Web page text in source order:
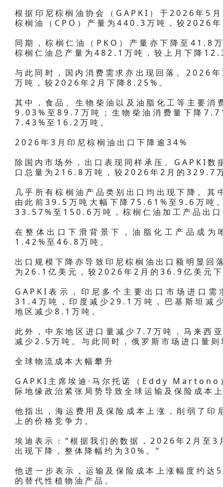
根据印尼棕榈油协会（GAPKI）于2026年5
棕榈油（CPO）产量为440.3万吨，较2026
同期，棕榈仁油（PKO）产量亦下降至41.8
棕榈仁油总产量为482.1万吨，较上月下降
与此同时，国内消费需求亦出现回落。2026
万吨，较2026年2月下降8.25%。
其中，食品、生物柴油以及油脂化工等主要
9.03%至89.7万吨；生物柴油消费量下降
7.43%至16.2万吨。
2026年3月印尼棕榈油出口下降逾34%
除国内市场外，出口表现同样承压。GAPKI
口总量为216.8万吨，较2026年2月的329.7
几乎所有棕榈油产品类别出口均出现下降。
由此前39.5万吨大幅下降75.61%至9.6万吨
33.57%至150.6万吨，棕榈仁油加工产品出
在整体出口下滑背景下，油脂化工产品成
1.42%至46.8万吨。
出口规模下降亦导致印尼棕榈油出口额明显
为26.1亿美元，较2026年2月的36.9亿美元
GAPKI表示，印尼多个主要出口市场进口
31.4万吨，印度减少29.1万吨，巴基斯坦减
地区减少8.1万吨。
此外，中东地区进口量减少7.7万吨，马来西
减少2.5万吨。与此同时，俄罗斯市场进口量
全球物流成本大幅攀升
GAPKI主席埃迪·马尔托诺（Eddy Martono
际地缘政治紧张局势导致全球运输及保险成本
他指出，海运费用及保险成本上涨，削弱了
上的价格竞争力。
埃迪表示：“根据我们的数据，2026年2月至
出现下降，整体降幅约为30%。”
他进一步表示，运输及保险成本上涨幅度约
的替代性植物油产品。